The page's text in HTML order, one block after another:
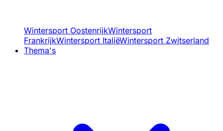
Wintersport OostenrijkWintersport
FrankrijkWintersport ItaliëWintersport Zwitserland
Thema's